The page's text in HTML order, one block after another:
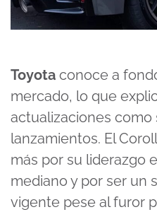
Toyota conoce a
mercado, lo que
actualizaciones como
lanzamientos. El
más por su liderazgo
mediano y por ser un
vigente pese al furor